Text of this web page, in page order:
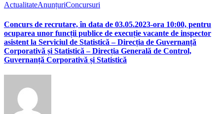
ActualitateAnunțuriConcursuri
Concurs de recrutare, în data de 03.05.2023-ora 10:00, pentru
ocuparea unor funcții publice de execuție vacante de inspector
asistent la Serviciul de Statistică – Direcția de Guvernanță
Corporativă și Statistică – Direcția Generală de Control,
Guvernanță Corporativă și Statistică